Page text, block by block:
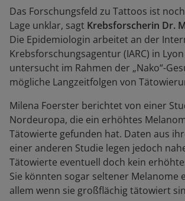
Das Forschungsfeld zu Tattoos ist
Lage unklar, sagt Krebsforscherin Dr.
Die Epidemiologin arbeitet an der
Krebsforschungsagentur (IARC) in
untersucht im Rahmen der „Nako“-
mögliche Langzeitfolgen von
Milena Foerster berichtet von einer
Nordeuropa, die ein erhöhtes
Tätowierte gefunden hat. Daten aus
einer anderen Studie legen jedoch
Tätowierte eventuell doch kein
Sie könnten sogar seltener Melanome
allem wenn sie großflächig tätowiert